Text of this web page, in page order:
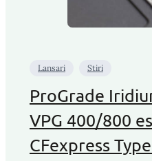
Lansari Stiri
ProGrade
VPG 400/800
CFexpress